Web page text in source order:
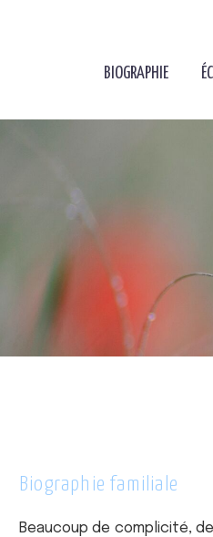
BIOGRAPHIE
Biographie familiale
Beaucoup de complicité,